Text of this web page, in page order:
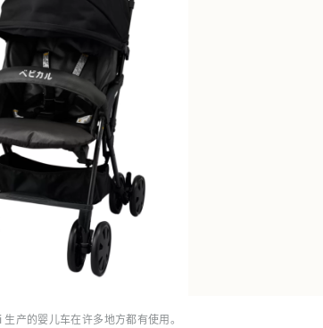
产的婴儿车在许多地方都有使用。